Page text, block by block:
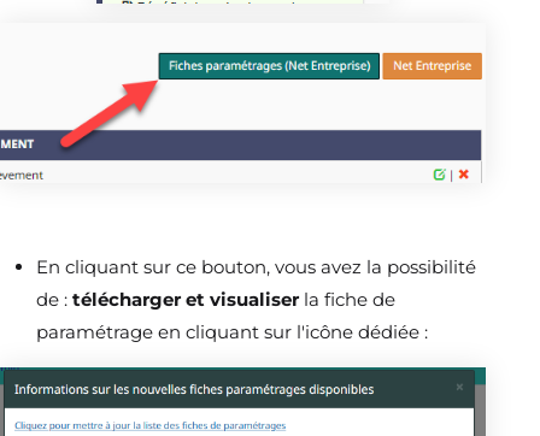
En cliquant sur ce bouton, vous avez la possibilité
de : télécharger et visualiser la fiche de
paramétrage en cliquant sur l'icône dédiée :